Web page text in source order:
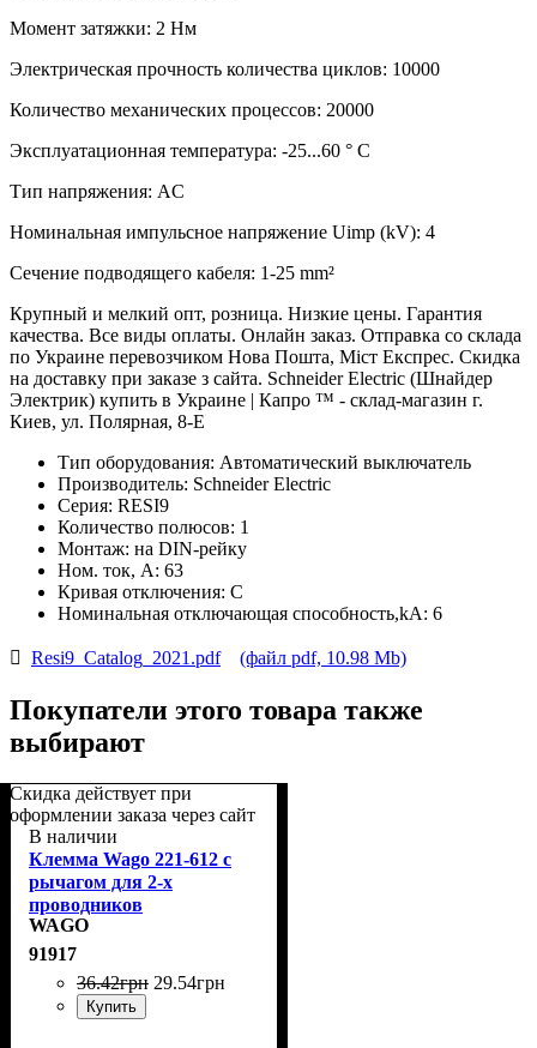
Момент затяжки: 2 Нм
Электрическая прочность количества циклов: 10000
Количество механических процессов: 20000
Эксплуатационная температура: -25...60 ° C
Тип напряжения: AC
Номинальная импульсное напряжение Uimp (kV): 4
Сечение подводящего кабеля: 1-25 mm²
Крупный и мелкий опт, розница. Низкие цены. Гарантия
качества. Все виды оплаты. Онлайн заказ. Отправка со склада
по Украине перевозчиком Нова Пошта, Міст Експрес. Скидка
на доставку при заказе з сайта. Schneider Electric (Шнайдер
Электрик) купить в Украине | Капро ™ - склад-магазин г.
Киев, ул. Полярная, 8-Е
Тип оборудования: Автоматический выключатель
Производитель: Schneider Electric
Серия: RESI9
Количество полюсов: 1
Монтаж: на DIN-рейку
Ном. ток, А: 63
Кривая отключения: С
Номинальная отключающая способность,kA: 6
Resi9_Catalog_2021.pdf (файл pdf, 10.98 Mb)
Покупатели этого товара также
выбирают
Скидка действует при
оформлении заказа через сайт
В наличии
Клемма Wago 221-612 с
рычагом для 2-х
проводников
WAGO
91917
36.42грн 29.54грн
Купить